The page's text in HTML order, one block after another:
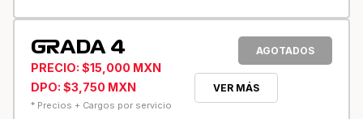
GRADA 4
PRECIO: $15,000 MXN
DPO: $3,750 MXN
* Precios + Cargos por servicio
AGOTADOS
VER MÁS